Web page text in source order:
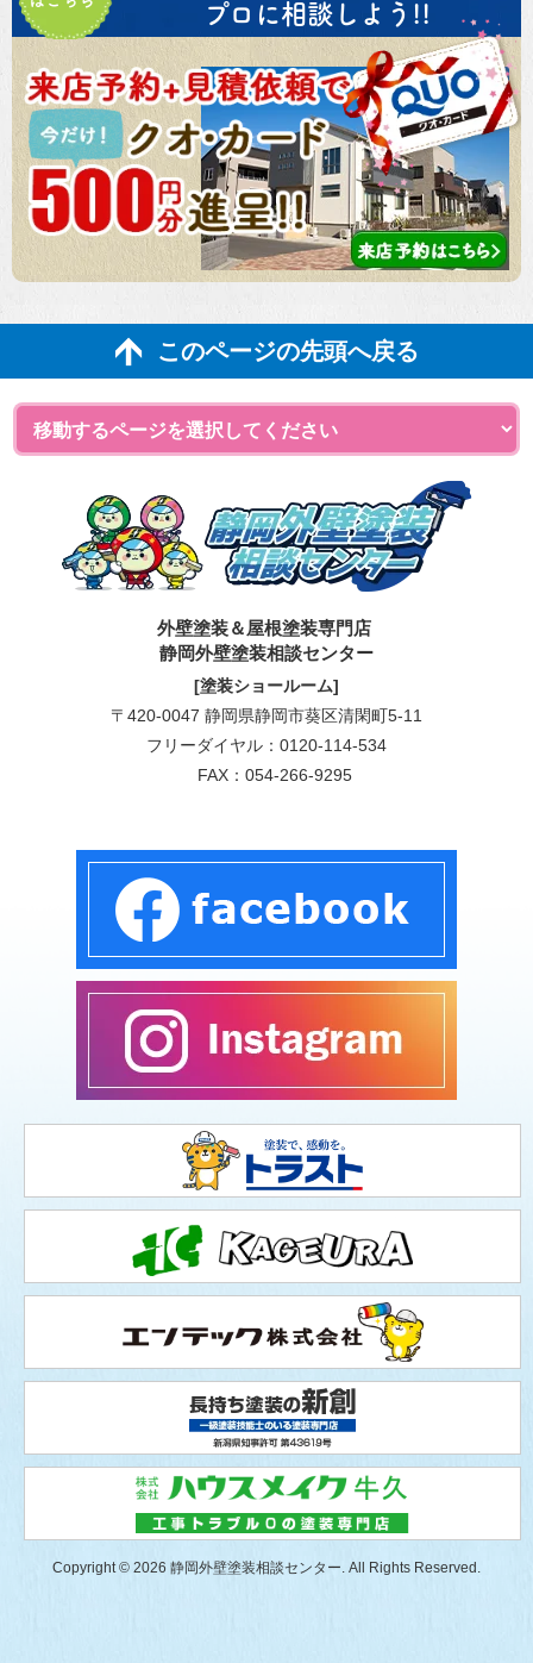
プロに相談しよう!!
このページの先頭へ戻る
外壁塗装＆屋根塗装専門店
静岡外壁塗装相談センター
[塗装ショールーム]
〒420-0047 静岡県静岡市葵区清閑町5-11
フリーダイヤル： 0120-114-534
FAX：054-266-9295
Copyright © 2026 静岡外壁塗装相談センター. All Rights Reserved.